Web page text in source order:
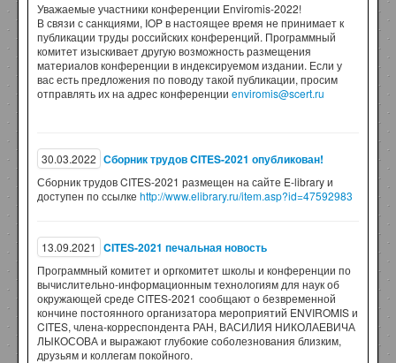
Уважаемые участники конференции Enviromis-2022!
В связи с санкциями, IOP в настоящее время не принимает к
публикации труды российских конференций. Программный
комитет изыскивает другую возможность размещения
материалов конференции в индексируемом издании. Если у
вас есть предложения по поводу такой публикации, просим
отправлять их на адрес конференции enviromis@scert.ru
30.03.2022 Сборник трудов CITES-2021 опубликован!
Сборник трудов CITES-2021 размещен на сайте E-library и
доступен по ссылке http://www.elibrary.ru/item.asp?id=47592983
13.09.2021 CITES-2021 печальная новость
Программный комитет и оргкомитет школы и конференции по
вычислительно-информационным технологиям для наук об
окружающей среде CITES-2021 сообщают о безвременной
кончине постоянного организатора мероприятий ENVIROMIS и
CITES, члена-корреспондента РАН, ВАСИЛИЯ НИКОЛАЕВИЧА
ЛЫКОСОВА и выражают глубокие соболезнования близким,
друзьям и коллегам покойного.